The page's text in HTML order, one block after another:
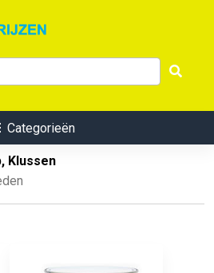
Categorieën
Klussen